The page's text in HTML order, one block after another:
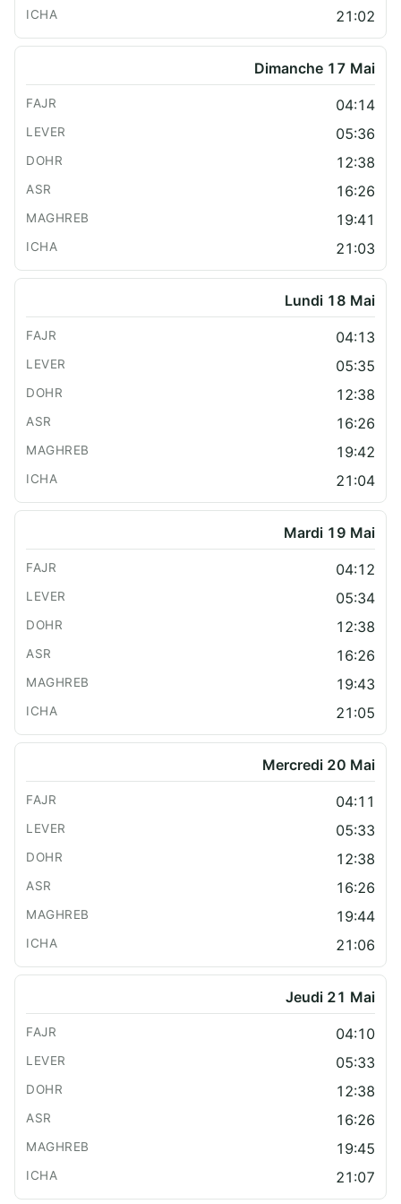
21:02
Dimanche 17 Mai
04:14
05:36
12:38
16:26
19:41
21:03
Lundi 18 Mai
04:13
05:35
12:38
16:26
19:42
21:04
Mardi 19 Mai
04:12
05:34
12:38
16:26
19:43
21:05
Mercredi 20 Mai
04:11
05:33
12:38
16:26
19:44
21:06
Jeudi 21 Mai
04:10
05:33
12:38
16:26
19:45
21:07